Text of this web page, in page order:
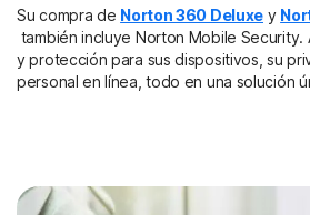
Su compra de Norton 360 Deluxe y
también incluye Norton Mobile Security.
y protección para sus dispositivos, su
personal en línea, todo en una solución